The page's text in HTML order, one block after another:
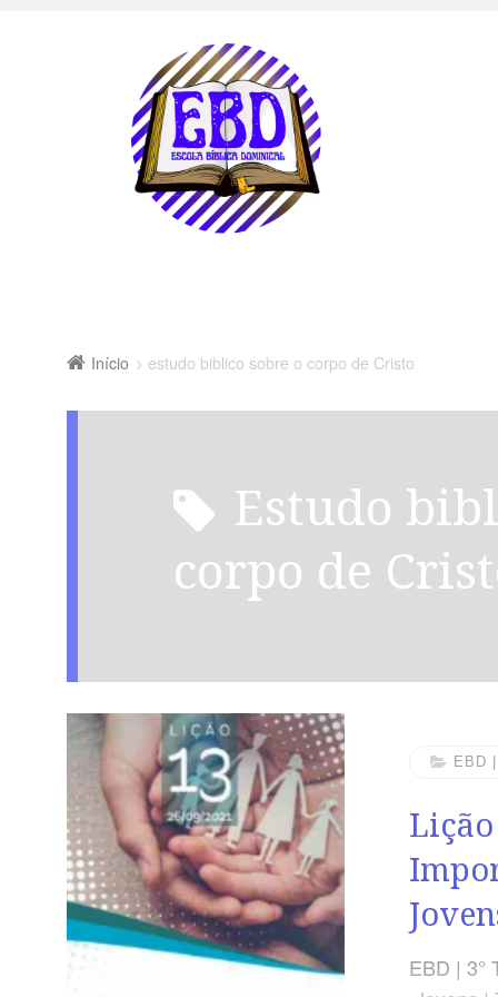
Início estudo biblico sobre o corpo de Cristo
estudo biblico sobre o
corpo de
EBD
EBD | 3°